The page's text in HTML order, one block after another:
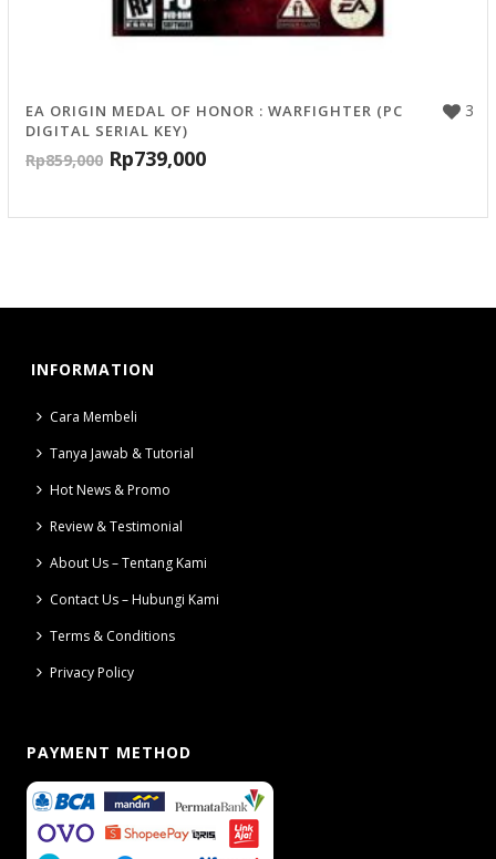
3
EA ORIGIN MEDAL OF HONOR : WARFIGHTER (PC
DIGITAL SERIAL KEY)
Rp859,000 Rp739,000
INFORMATION
Cara Membeli
Tanya Jawab & Tutorial
Hot News & Promo
Review & Testimonial
About Us – Tentang Kami
Contact Us – Hubungi Kami
Terms & Conditions
Privacy Policy
PAYMENT METHOD